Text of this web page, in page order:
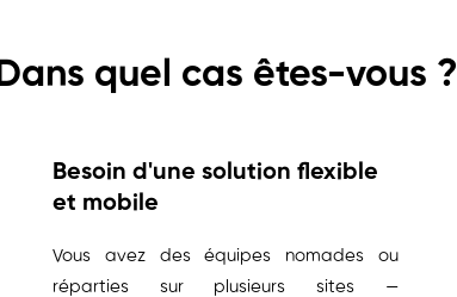
Dans quel cas êtes-vous ?
Besoin d'une solution flexible
et mobile
Vous avez des équipes nomades ou
réparties sur plusieurs sites —